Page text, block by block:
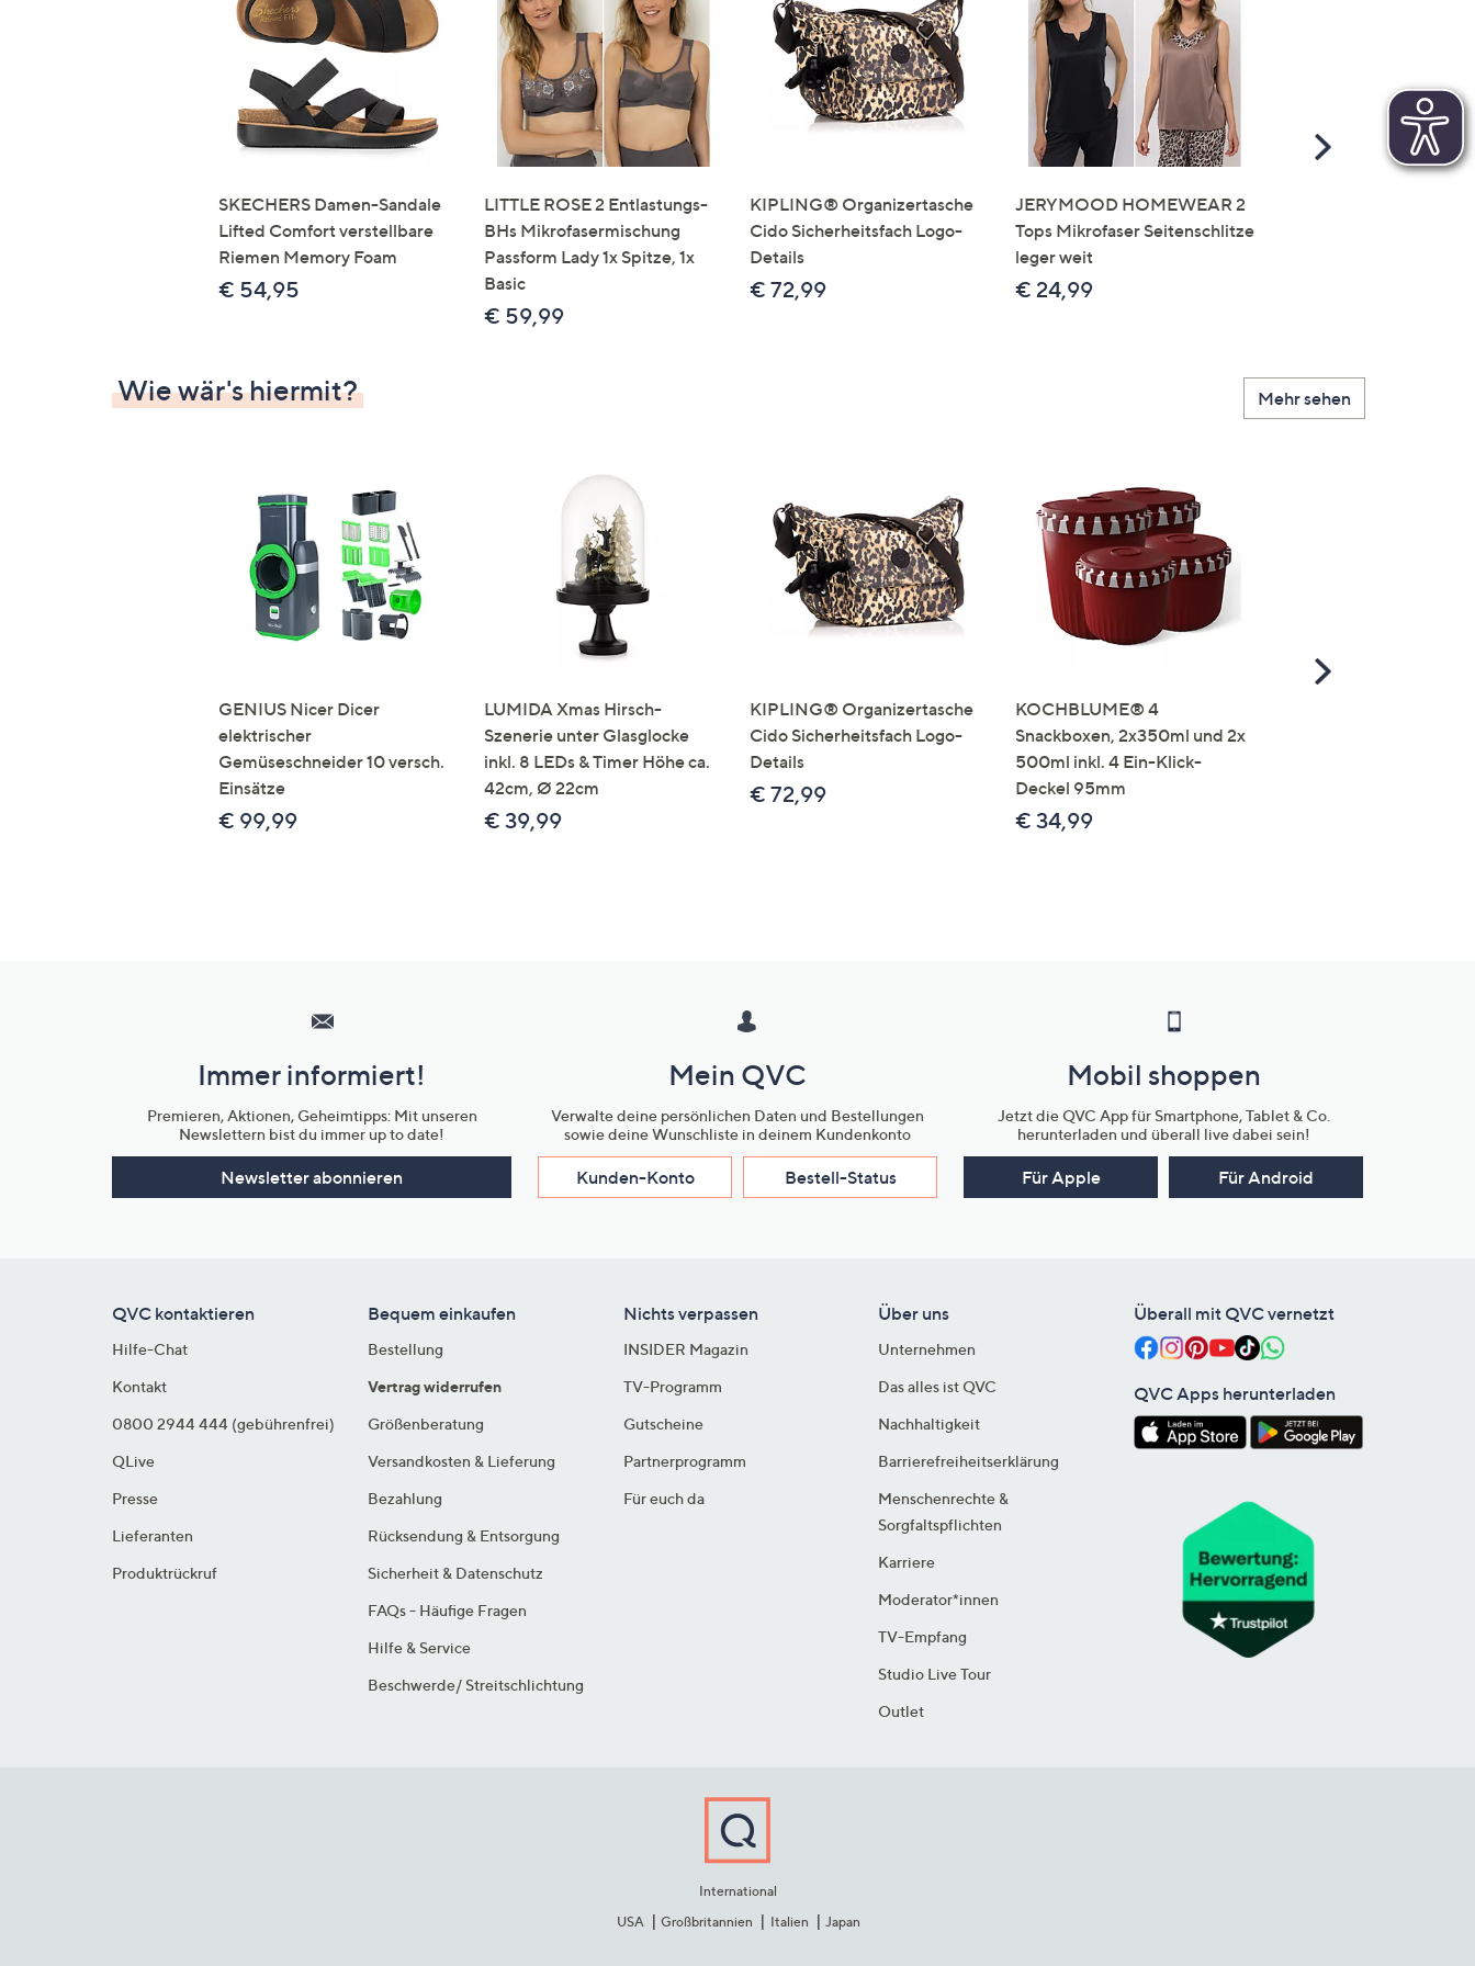
Touch-
Geräten
nach
links
bzw.
rechts,
um
diese
anzuzeigen.
SKECHERS Damen-Sandale
Lifted Comfort verstellbare
Riemen Memory Foam
€ 54,95
LITTLE ROSE 2 Entlastungs-
BHs Mikrofasermischung
Passform Lady 1x Spitze, 1x
Basic
€ 59,99
KIPLING® Organizertasche
Cido Sicherheitsfach Logo-
Details
€ 72,99
JERYMOOD HOMEWEAR 2
Tops Mikrofaser Seitenschlitze
leger weit
€ 24,99
Scroll
Wie wär's hiermit? Mehr sehen
GENIUS Nicer Dicer
elektrischer
Gemüseschneider 10 versch.
Einsätze
€ 99,99
LUMIDA Xmas Hirsch-
Szenerie unter Glasglocke
inkl. 8 LEDs & Timer Höhe ca.
42cm, Ø 22cm
€ 39,99
KIPLING® Organizertasche
Cido Sicherheitsfach Logo-
Details
€ 72,99
KOCHBLUME® 4
Snackboxen, 2x350ml und 2x
500ml inkl. 4 Ein-Klick-
Deckel 95mm
€ 34,99
Scroll
Unternehmensinformationen
Immer informiert!
Premieren, Aktionen, Geheimtipps: Mit unseren
Newslettern bist du immer up to date!
Newsletter abonnieren
Mein QVC
Verwalte deine persönlichen Daten und Bestellungen
sowie deine Wunschliste in deinem Kundenkonto
Kunden-Konto Bestell-Status
Mobil shoppen
Jetzt die QVC App für Smartphone, Tablet & Co.
herunterladen und überall live dabei sein!
Für Apple Für Android
QVC kontaktieren
Hilfe-Chat
Kontakt
0800 2944 444 (gebührenfrei)
QLive
Presse
Lieferanten
Produktrückruf
Bequem einkaufen
Bestellung
Vertrag widerrufen
Größenberatung
Versandkosten & Lieferung
Bezahlung
Rücksendung & Entsorgung
Sicherheit & Datenschutz
FAQs - Häufige Fragen
Hilfe & Service
Beschwerde/ Streitschlichtung
Nichts verpassen
INSIDER Magazin
TV-Programm
Gutscheine
Partnerprogramm
Für euch da
Über uns
Unternehmen
Das alles ist QVC
Nachhaltigkeit
Barrierefreiheitserklärung
Menschenrechte &
Sorgfaltspflichten
Karriere
Moderator*innen
TV-Empfang
Studio Live Tour
Outlet
Überall mit QVC vernetzt
QVC Apps herunterladen
International
USA
Großbritannien Italien Japan